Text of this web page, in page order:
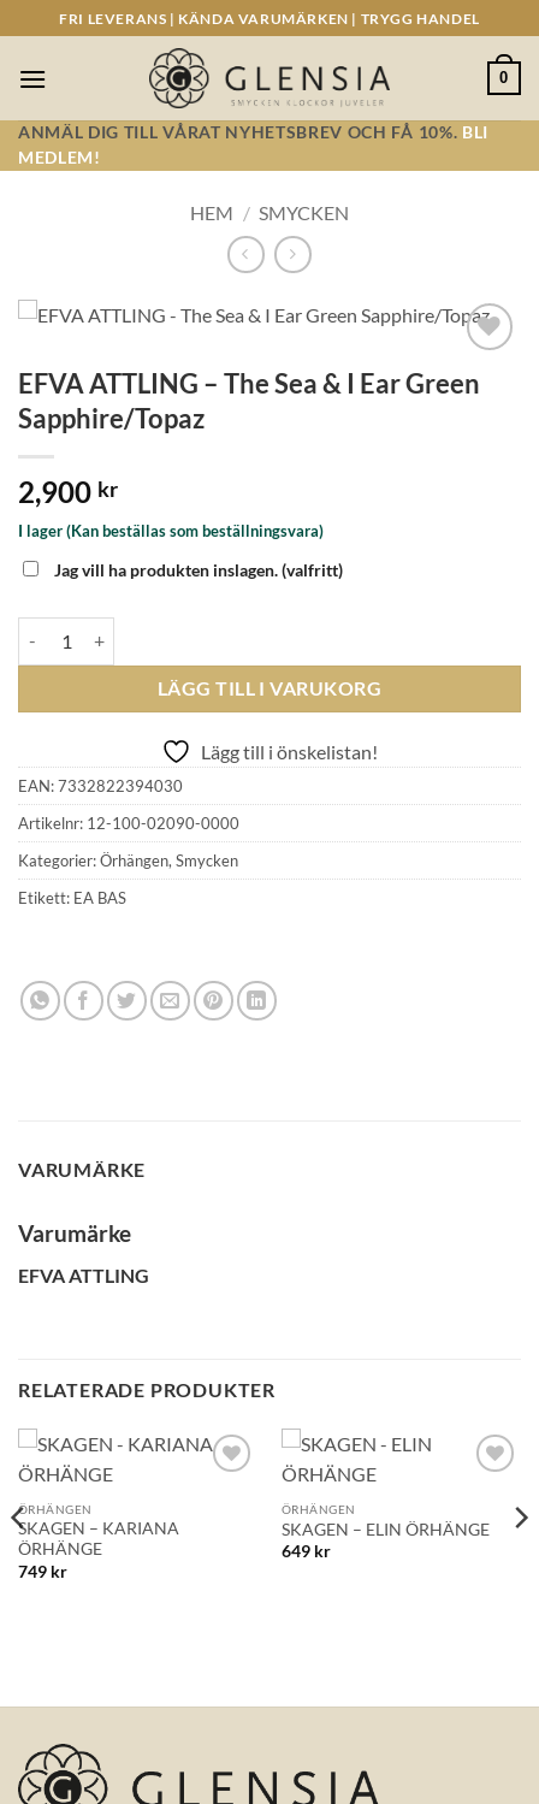
to
content
FRI LEVERANS | KÄNDA VARUMÄRKEN | TRYGG HANDEL
0
ANMÄL DIG TILL VÅRAT NYHETSBREV OCH FÅ 10%. BLI
MEDLEM!
HEM / SMYCKEN
önskelistan!
EFVA ATTLING – The Sea & I Ear Green
Sapphire/Topaz
2,900 kr
I lager (Kan beställas som beställningsvara)
Jag vill ha produkten inslagen.(valfritt)
LÄGG TILL I VARUKORG
Lägg till i önskelistan!
EAN:7332822394030
Artikelnr: 12-100-02090-0000
Kategorier:Örhängen,Smycken
Etikett: EA BAS
VARUMÄRKE
Varumärke
EFVA ATTLING
RELATERADE PRODUKTER
ÖRHÄNGEN
SKAGEN – KARIANA
ÖRHÄNGE
749 kr
ÖRHÄNGEN
SKAGEN – ELIN ÖRHÄNGE
649 kr
GLENSIA KUNDKLUBB
Bli medlem idag och få 10% rabatt på ditt första köp